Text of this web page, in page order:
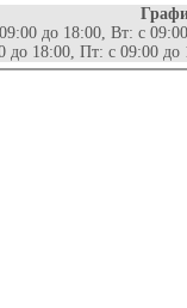
до 18:00, Вт: с
до 18:00, Пт: с 09:00